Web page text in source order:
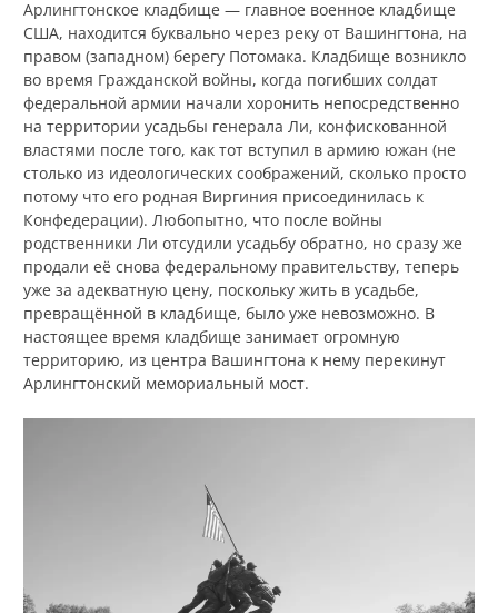
Арлингтонское кладбище — главное военное кладбище
США, находится буквально через реку от Вашингтона, на
правом (западном) берегу Потомака. Кладбище возникло
во время Гражданской войны, когда погибших солдат
федеральной армии начали хоронить непосредственно
на территории усадьбы генерала Ли, конфискованной
властями после того, как тот вступил в армию южан (не
столько из идеологических соображений, сколько просто
потому что его родная Виргиния присоединилась к
Конфедерации). Любопытно, что после войны
родственники Ли отсудили усадьбу обратно, но сразу же
продали её снова федеральному правительству, теперь
уже за адекватную цену, поскольку жить в усадьбе,
превращённой в кладбище, было уже невозможно. В
настоящее время кладбище занимает огромную
территорию, из центра Вашингтона к нему перекинут
Арлингтонский мемориальный мост.